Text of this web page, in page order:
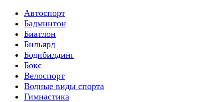
Автоспорт
Бадминтон
Биатлон
Бильярд
Бодибилдинг
Бокс
Велоспорт
Водные виды спорта
Гимнастика